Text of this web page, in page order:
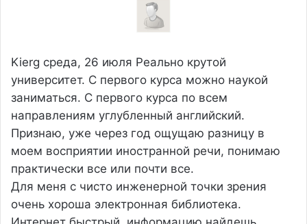
Kierg среда, 26 июля Реально крутой
университет. С первого курса можно наукой
заниматься. С первого курса по всем
направлениям углубленный английский.
Признаю, уже через год ощущаю разницу в
моем восприятии иностранной речи, понимаю
практически все или почти все.
Для меня с чисто инженерной точки зрения
очень хороша электронная библиотека.